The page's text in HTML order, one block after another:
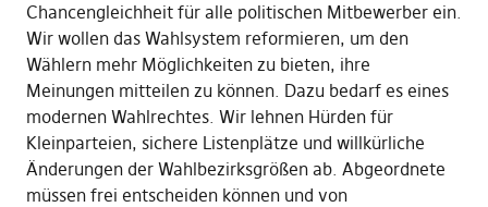
Chancengleichheit für alle politischen Mitbewerber ein.
Wir wollen das Wahlsystem reformieren, um den
Wählern mehr Möglichkeiten zu bieten, ihre
Meinungen mitteilen zu können. Dazu bedarf es eines
modernen Wahlrechtes. Wir lehnen Hürden für
Kleinparteien, sichere Listenplätze und willkürliche
Änderungen der Wahlbezirksgrößen ab. Abgeordnete
müssen frei entscheiden können und von